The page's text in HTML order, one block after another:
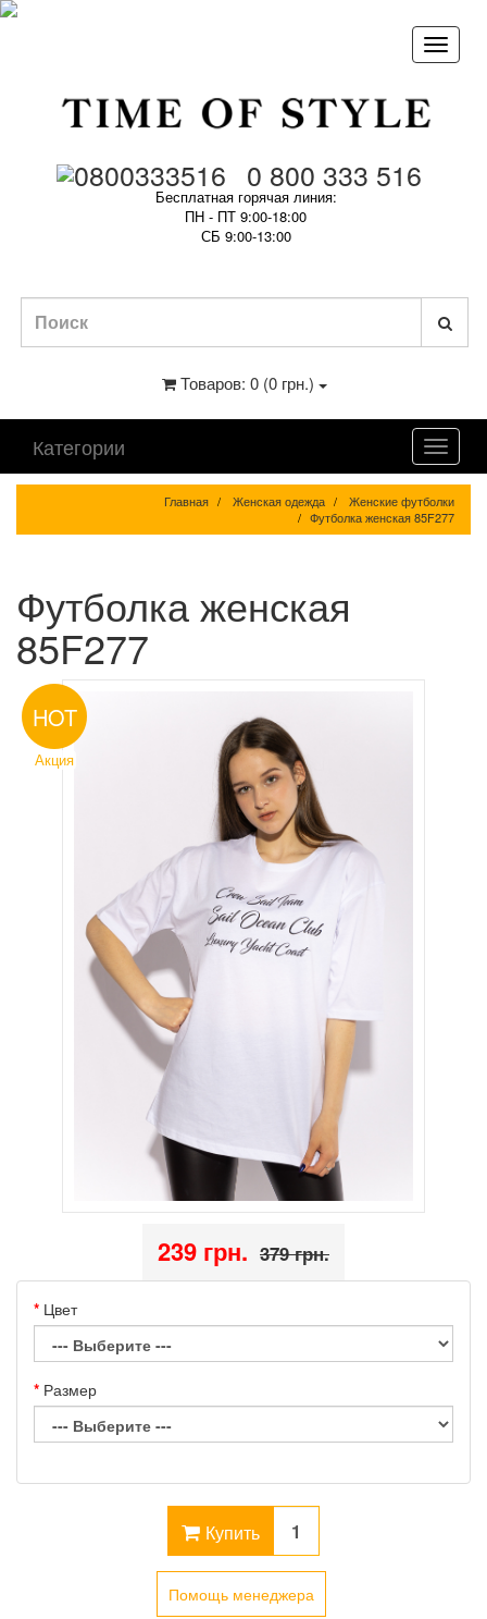
0 800 333 516
Бесплатная горячая линия:
ПН - ПТ 9:00-18:00
СБ 9:00-13:00
Товаров: 0 (0 грн.)
Категории
Главная Женская одежда
Женские футболки
Футболка женская 85F277
Футболка женская
85F277
HOT
Акция
239 грн. 379 грн.
Цвет
Размер
Купить
Помощь менеджера